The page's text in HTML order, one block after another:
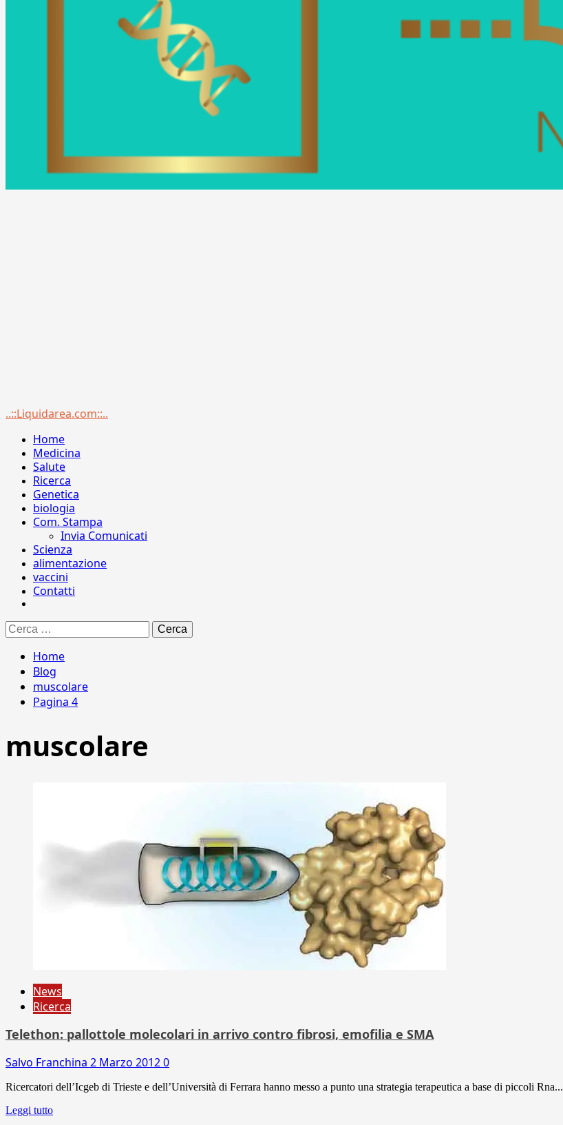
Menu
..::Liquidarea.com::..
Home
Medicina
Salute
Ricerca
Genetica
biologia
Com. Stampa
Invia Comunicati
Scienza
alimentazione
vaccini
Contatti
Ricerca
per:
Home
Blog
muscolare
Pagina 4
muscolare
News
Ricerca
Telethon: pallottole molecolari in arrivo contro fibrosi, emofilia e SMA
Salvo Franchina 2 Marzo 20120
Ricercatori dell’Icgeb di Trieste e dell’Università di Ferrara hanno messo a punto una strategia terapeutica a base di piccoli Rna...
Leggi tutto